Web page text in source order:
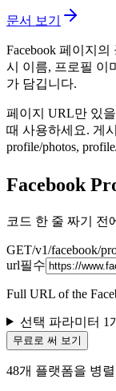
문서 보기
Facebook 페이지
시 이름, 프로필 이
가 담깁니다.
페이지 URL만 있
때 사용하세요. 게
profile/photos,
Facebook
코드 한 줄 짜기 전
GET/v1/facebook/
url필수
Full URL of the
선택 파라미터 1
무료로 써 보기
48개 플랫폼을 병